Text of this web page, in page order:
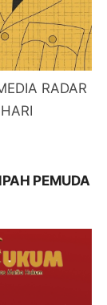
RADAR
PEMUDA